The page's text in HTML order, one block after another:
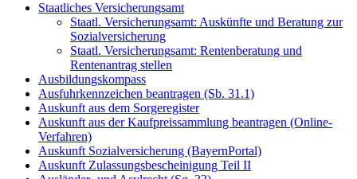
Staatliches Versicherungsamt
Staatl. Versicherungsamt: Auskünfte und Beratung zur
Sozialversicherung
Staatl. Versicherungsamt: Rentenberatung und
Rentenantrag stellen
Ausbildungskompass
Ausfuhrkennzeichen beantragen (Sb. 31.1)
Auskunft aus dem Sorgeregister
Auskunft aus der Kaufpreissammlung beantragen (Online-
Verfahren)
Auskunft Sozialversicherung (BayernPortal)
Auskunft Zulassungsbescheinigung Teil II